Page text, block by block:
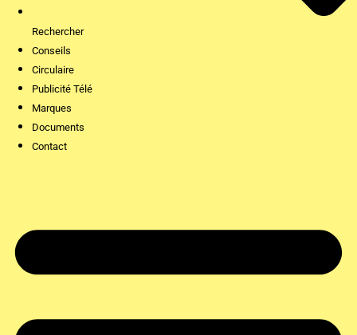
Rechercher
Conseils
Circulaire
Publicité Télé
Marques
Documents
Contact